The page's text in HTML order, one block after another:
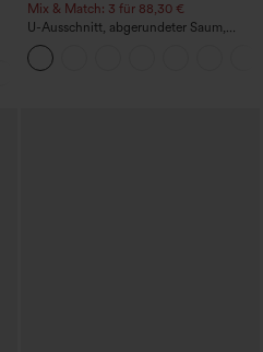
Mix & Match: 3 für 88,30 €
U-Ausschnitt, abgerundeter Saum,
InstantCool Yoga-Trägertop – UPF50+